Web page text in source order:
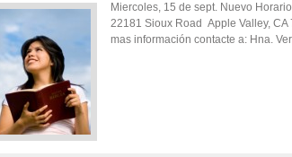
Miercoles, 15 de sept. Nuevo
22181 Sioux Road Apple Valley, CA
mas información contacte a: Hna.